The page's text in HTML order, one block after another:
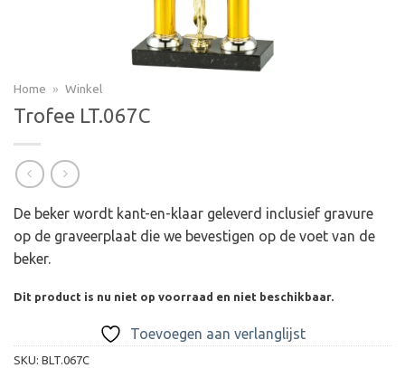
Home » Winkel
Trofee LT.067C
De beker wordt kant-en-klaar geleverd inclusief gravure
op de graveerplaat die we bevestigen op de voet van de
beker.
Dit product is nu niet op voorraad en niet beschikbaar.
Toevoegen aan verlanglijst
SKU: BLT.067C